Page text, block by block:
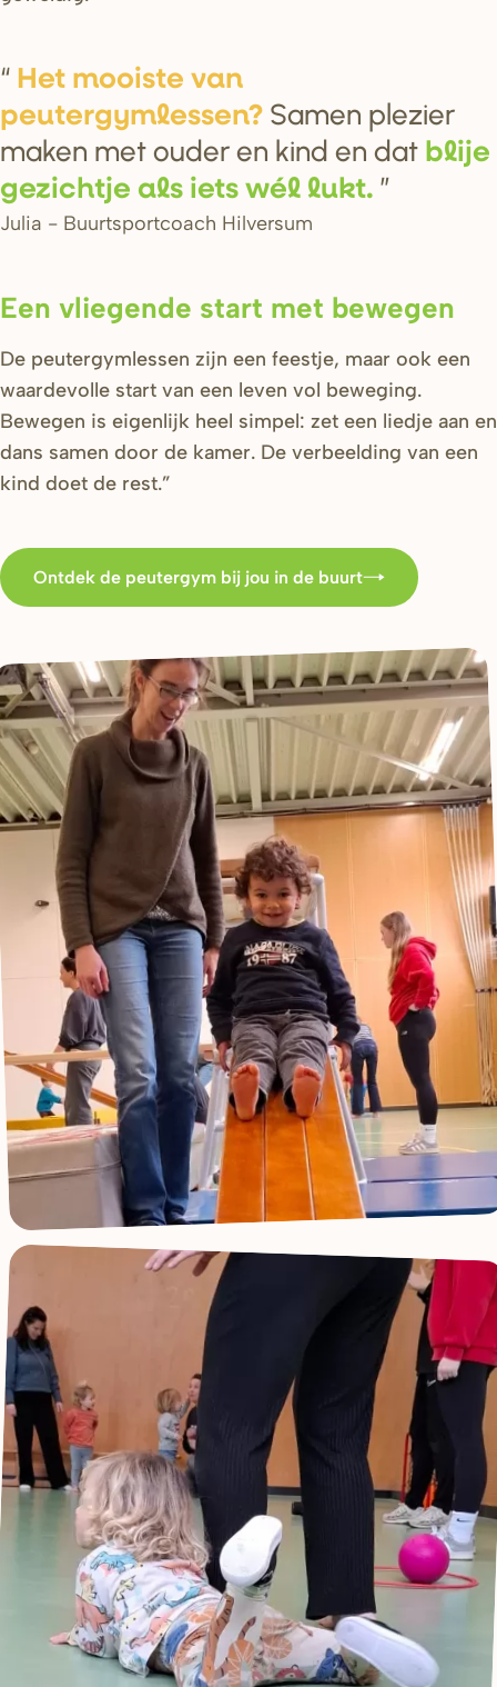
Het mooiste van
peutergymlessen? Samen plezier
maken met ouder en kind en dat blije
gezichtje als iets wél lukt.
Julia - Buurtsportcoach Hilversum
Een vliegende start met bewegen
De peutergymlessen zijn een feestje, maar ook een
waardevolle start van een leven vol beweging.
Bewegen is eigenlijk heel simpel: zet een liedje aan en
dans samen door de kamer. De verbeelding van een
kind doet de rest.”
Ontdek de peutergym bij jou in de buurt